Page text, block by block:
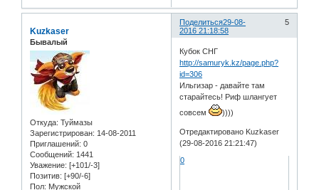
Поделиться 5
29-08-
2016 21:18:58
Kuzkaser
Бывалый
Откуда: Туймазы
Зарегистрирован: 14-08-2011
Приглашений: 0
Сообщений: 1441
Уважение: [+101/-3]
Позитив: [+90/-6]
Пол: Мужской
Кубок СНГ
http://samuryk.kz/page.php?
id=306
Ильгизар - давайте там
старайтесь! Риф шлангует
совсем
))))
Отредактировано Kuzkaser
(29-08-2016 21:21:47)
0